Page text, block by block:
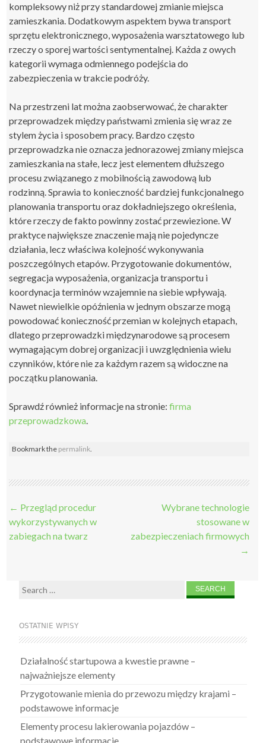
kompleksowy niż przy standardowej zmianie miejsca
zamieszkania. Dodatkowym aspektem bywa transport
sprzętu elektronicznego, wyposażenia warsztatowego lub
rzeczy o sporej wartości sentymentalnej. Każda z owych
kategorii wymaga odmiennego podejścia do
zabezpieczenia w trakcie podróży.
Na przestrzeni lat można zaobserwować, że charakter
przeprowadzek między państwami zmienia się wraz ze
stylem życia i sposobem pracy. Bardzo często
przeprowadzka nie oznacza jednorazowej zmiany miejsca
zamieszkania na stałe, lecz jest elementem dłuższego
procesu związanego z mobilnością zawodową lub
rodzinną. Sprawia to konieczność bardziej funkcjonalnego
planowania transportu oraz dokładniejszego określenia,
które rzeczy de fakto powinny zostać przewiezione. W
praktyce największe znaczenie mają nie pojedyncze
działania, lecz właściwa kolejność wykonywania
poszczególnych etapów. Przygotowanie dokumentów,
segregacja wyposażenia, organizacja transportu i
koordynacja terminów wzajemnie na siebie wpływają.
Nawet niewielkie opóźnienia w jednym obszarze mogą
powodować konieczność przemian w kolejnych etapach,
dlatego przeprowadzki międzynarodowe są procesem
wymagającym dobrej organizacji i uwzględnienia wielu
czynników, które nie za każdym razem są widoczne na
początku planowania.
Sprawdź również informacje na stronie:firma
przeprowadzkowa.
Bookmark the permalink.
Post
navigation
← Przegląd procedur
wykorzystywanych w
zabiegach na twarz
Wybrane technologie
stosowane w
zabezpieczeniach firmowych
→
Search
OSTATNIE WPISY
Działalność startupowa a kwestie prawne –
najważniejsze elementy
Przygotowanie mienia do przewozu między krajami –
podstawowe informacje
Elementy procesu lakierowania pojazdów –
podstawowe informacje